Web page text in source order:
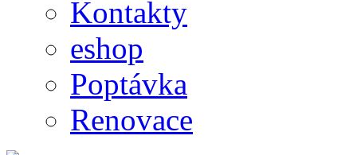
Kontakty
eshop
Poptávka
Renovace